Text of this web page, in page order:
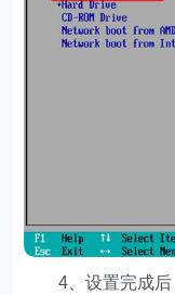
4、设置完成后